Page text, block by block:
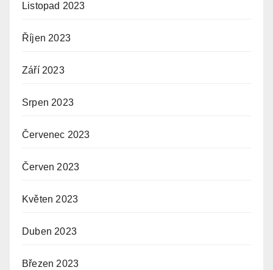
Listopad 2023
Říjen 2023
Září 2023
Srpen 2023
Červenec 2023
Červen 2023
Květen 2023
Duben 2023
Březen 2023